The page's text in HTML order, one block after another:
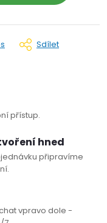
Sdílet
přístup.
hned
připravíme
vpravo dole -